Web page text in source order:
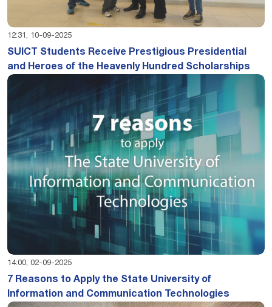
12:31, 10-09-2025
SUICT Students Receive Prestigious Presidential
and Heroes of the Heavenly Hundred Scholarships
14:00, 02-09-2025
7 Reasons to Apply the State University of
Information and Communication Technologies